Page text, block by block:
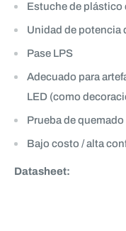
Estuche de plástico
Unidad de potencia
Pase LPS
Adecuado para
LED (como
Prueba de
Bajo costo / alta
Datasheet: